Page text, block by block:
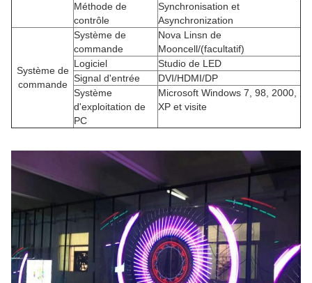
Méthode de
contrôle
Synchronisation et
Asynchronization
Système de
commande
Système de
commande
Nova Linsn de
Mooncell/(facultatif)
Logiciel
Studio de LED
Signal d'entrée
DVI/HDMI/DP
Système
d'exploitation de
PC
Microsoft Windows 7, 98, 2000,
XP et visite